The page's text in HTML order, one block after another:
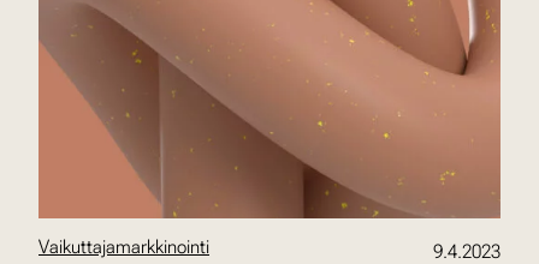
Vaikuttajamarkkinointi 9.4.2023